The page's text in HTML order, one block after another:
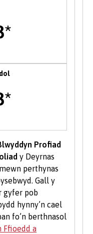
bob blwyddyn
gyda
gyrfa gyda
a
i’w helpu i
i’w cefnogi i
Profiad
y Deyrnas
perthynas
Gall y
gyfer pob
hynny’n cael
fo’n berthnasol
Ffioedd a